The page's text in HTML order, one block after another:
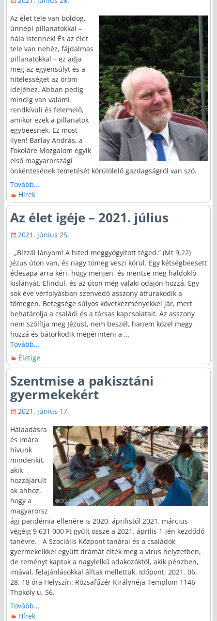
Az élet tele van boldog,
ünnepi pillanatokkal –
hála Istennek! És az élet
tele van nehéz, fájdalmas
pillanatokkal – ez adja
meg az egyensúlyt és a
hitelességet az öröm
idejéhez. Abban pedig
mindig van valami
rendkívüli és felemelő,
amikor ezek a pillanatok
egybeesnek. Ez most
ilyen! Barlay András, a
Fokoláre Mozgalom egyik
első magyarországi
önkéntesének temetését körülölelő gazdagságról van szó.
Tovább...
Hírek
Az élet igéje – 2021. július
2021. június 25.
„Bízzál lányom! A hited meggyógyított téged.” (Mt 9,22)
Jézus úton van, és nagy tömeg veszi körül. Egy kétségbeesett
édesapa arra kéri, hogy menjen, és mentse meg haldokló
kislányát. Elindul, és az úton még valaki odajön hozzá. Egy
sok éve vérfolyásban szenvedő asszony átfurakodik a
tömegen. Betegsége súlyos következményekkel jár, mert
behatárolja a családi és a társas kapcsolatait. Az asszony
nem szólítja meg Jézust, nem beszél, hanem közel megy
hozzá és bátorkodik megérinteni a …
Tovább…
Életige
Szentmise a pakisztáni
gyermekekért
2021. június 17.
Hálaadásra
és imára
hívunk
mindenkit,
akik
hozzájárult
ak ahhoz,
hogy a
magyarorsz
ági pandémia ellenére is 2020. áprilistól 2021. március
végéig 9 631 000 Ft gyűlt össze a 2021. április 1-jén kezdődő
tanévre. A Szociális Központ tanárai és a családok
gyermekeikkel együtt drámát éltek meg a virus helyzetben,
de reményt kaptak a nagylelkű adakozóktól, akik pénzben,
imával, felajánlásokkal álltak mellettük. Időpont: 2021. 06.
28. 18 óra Helyszín: Rózsafűzér Királynéja Templom 1146
Thököly u. 56.
Tovább...
Hírek